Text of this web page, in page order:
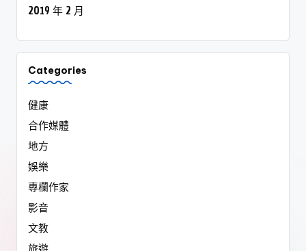
2019 年 2 月
Categories
健康
合作媒體
地方
娛樂
專欄作家
影音
文教